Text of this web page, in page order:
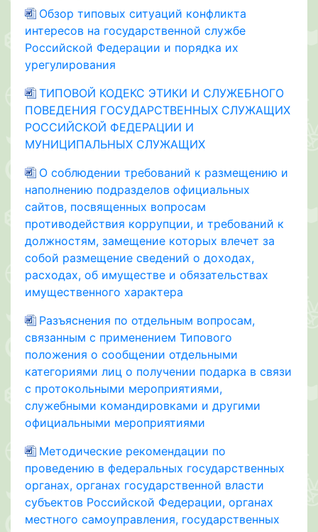
Обзор типовых ситуаций конфликта
интересов на государственной службе
Российской Федерации и порядка их
урегулирования
ТИПОВОЙ КОДЕКС ЭТИКИ И СЛУЖЕБНОГО
ПОВЕДЕНИЯ ГОСУДАРСТВЕННЫХ СЛУЖАЩИХ
РОССИЙСКОЙ ФЕДЕРАЦИИ И
МУНИЦИПАЛЬНЫХ СЛУЖАЩИХ
О соблюдении требований к размещению и
наполнению подразделов официальных
сайтов, посвященных вопросам
противодействия коррупции, и требований к
должностям, замещение которых влечет за
собой размещение сведений о доходах,
расходах, об имуществе и обязательствах
имущественного характера
Разъяснения по отдельным вопросам,
связанным с применением Типового
положения о сообщении отдельными
категориями лиц о получении подарка в связи
с протокольными мероприятиями,
служебными командировками и другими
официальными мероприятиями
Методические рекомендации по
проведению в федеральных государственных
органах, органах государственной власти
субъектов Российской Федерации, органах
местного самоуправления, государственных